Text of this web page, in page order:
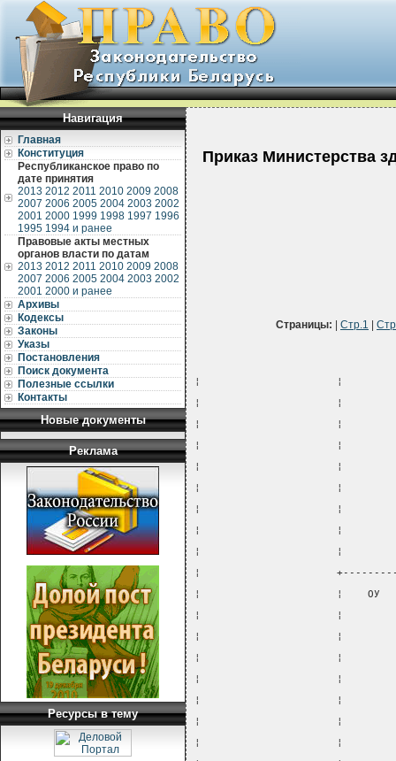
Навигация
Главная
Конституция
Республиканское право по
дате принятия
2013 2012 2011 2010 2009 2008
2007 2006 2005 2004 2003 2002
2001 2000 1999 1998 1997 1996
1995 1994 и ранее
Правовые акты местных
органов власти по датам
2013 2012 2011 2010 2009 2008
2007 2006 2005 2004 2003 2002
2001 2000 и ранее
Архивы
Кодексы
Законы
Указы
Постановления
Поиск документа
Полезные ссылки
Контакты
Новые документы
Реклама
Ресурсы в тему
Приказ Министерства
Страницы: Стр.1
¦                      ¦
¦                      ¦
¦                      ¦
¦                      ¦           ¦
¦                      ¦
¦                      ¦           ¦
¦                      ¦
¦                      ¦
¦                      ¦
¦
¦                      ¦    ОУ
¦                      ¦
¦                      ¦
¦                      ¦
¦                      ¦
¦                      ¦
¦                      ¦
¦                      ¦